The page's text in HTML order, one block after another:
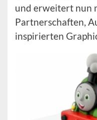
und erweitert nun
Partnerschaften,
inspirierten